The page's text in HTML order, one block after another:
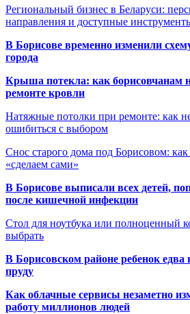
Региональный бизнес в Беларуси:
направления и доступные
В Борисове временно изменили
города
Крыша потекла: как борисовчанам
ремонте кровли
Натяжные потолки при ремонте: как
ошибиться с выбором
Снос старого дома под Борисовом:
«сделаем сами»
В Борисове выписали всех детей,
после кишечной инфекции
Стол для ноутбука или полноценный
выбрать
В Борисовском районе ребенок едва
пруду
Как облачные сервисы незаметно
работу миллионов людей